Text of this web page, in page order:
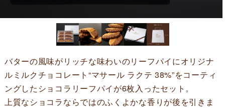
バターの風味がリッチな味わいのリーフパイにオリジナ
ルミルクチョコレート“マサール ラクテ 38%”をコーティ
ングしたショコラリーフパイが6枚入ったセット。
上質なショコラならではのふくよかな香りが後を引きま